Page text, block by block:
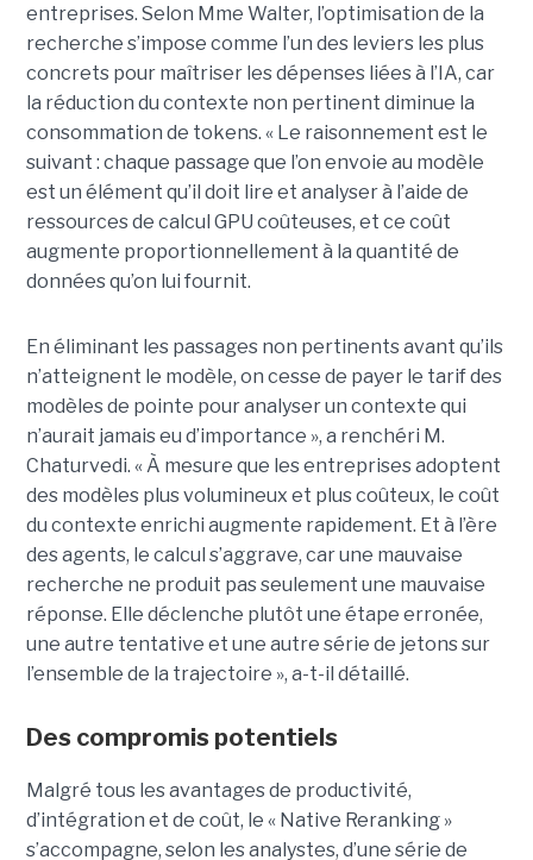
entreprises. Selon Mme Walter, l’optimisation de la
recherche s’impose comme l’un des leviers les plus
concrets pour maîtriser les dépenses liées à l’IA, car
la réduction du contexte non pertinent diminue la
consommation de tokens. « Le raisonnement est le
suivant : chaque passage que l’on envoie au modèle
est un élément qu’il doit lire et analyser à l’aide de
ressources de calcul GPU coûteuses, et ce coût
augmente proportionnellement à la quantité de
données qu’on lui fournit.
En éliminant les passages non pertinents avant qu’ils
n’atteignent le modèle, on cesse de payer le tarif des
modèles de pointe pour analyser un contexte qui
n’aurait jamais eu d’importance », a renchéri M.
Chaturvedi. « À mesure que les entreprises adoptent
des modèles plus volumineux et plus coûteux, le coût
du contexte enrichi augmente rapidement. Et à l’ère
des agents, le calcul s’aggrave, car une mauvaise
recherche ne produit pas seulement une mauvaise
réponse. Elle déclenche plutôt une étape erronée,
une autre tentative et une autre série de jetons sur
l’ensemble de la trajectoire », a-t-il détaillé.
Des compromis potentiels
Malgré tous les avantages de productivité,
d’intégration et de coût, le « Native Reranking »
s’accompagne, selon les analystes, d’une série de